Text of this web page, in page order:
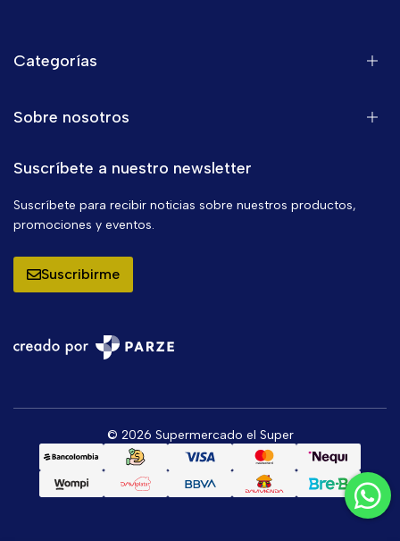
Categorías
Sobre nosotros
Suscríbete a nuestro newsletter
Suscríbete para recibir noticias sobre nuestros productos,
promociones y eventos.
Suscribirme
© 2026 Supermercado el Super